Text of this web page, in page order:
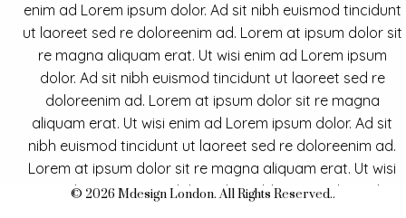
enim ad Lorem ipsum dolor. Ad sit nibh euismod tincidunt
ut laoreet sed re doloreenim ad. Lorem at ipsum dolor sit
re magna aliquam erat. Ut wisi enim ad Lorem ipsum
dolor. Ad sit nibh euismod tincidunt ut laoreet sed re
doloreenim ad. Lorem at ipsum dolor sit re magna
aliquam erat. Ut wisi enim ad Lorem ipsum dolor. Ad sit
nibh euismod tincidunt ut laoreet sed re doloreenim ad.
Lorem at ipsum dolor sit re magna aliquam erat. Ut wisi
enim ad Lorem ipsum dolor. Ad sit nibh euismod tincidunt
© 2026 Mdesign London. All Rights Reserved..